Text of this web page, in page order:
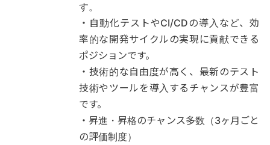
す。
・自動化テストやCI/CDの導入など、効
率的な開発サイクルの実現に貢献できる
ポジションです。
・技術的な自由度が高く、最新のテスト
技術やツールを導入するチャンスが豊富
です。
・昇進・昇格のチャンス多数（3ヶ月ごと
の評価制度）